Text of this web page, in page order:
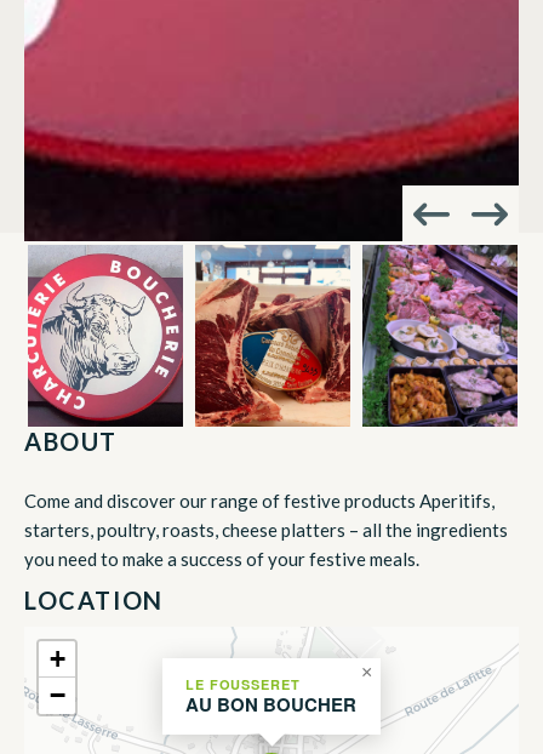
ABOUT
Come and discover our range of festive products Aperitifs,
starters, poultry, roasts, cheese platters – all the ingredients
you need to make a success of your festive meals.
LOCATION
LE FOUSSERET
AU BON BOUCHER
×
+
−